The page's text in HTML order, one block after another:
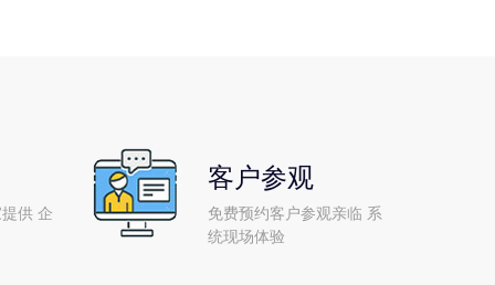
供 企
客户参观
免费预约客户参观亲临 系
统现场体验